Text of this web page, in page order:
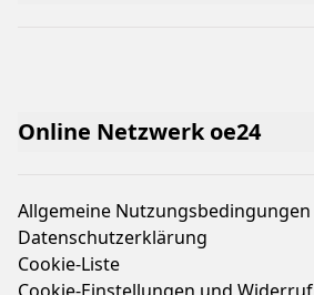
Online Netzwerk oe24
Allgemeine Nutzungsbedingungen
Datenschutzerklärung
Cookie-Liste